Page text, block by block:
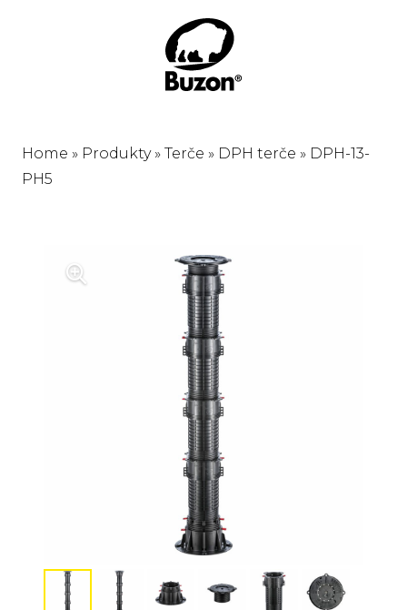
Home » Produkty» Terče » DPH terče » DPH-13-
PH5